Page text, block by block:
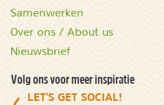
Samenwerken
Over ons / About us
Nieuwsbrief
Volg ons voor meer inspiratie
LET'S GET SOCIAL!